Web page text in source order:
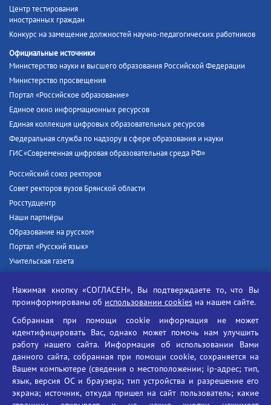
Центр тестирования
иностранных граждан
Конкурс на замещение должностей научно-педагогических работников
Официальные источники
Министерство науки и высшего образования Российской Федерации
Министерство просвещения
Портал «Российское образование»
Единое окно информационных ресурсов
Единая коллекция цифровых образовательных ресурсов
Федеральная служба по надзору в сфере образования и науки
ГИС «Современная цифровая образовательная среда РФ»
Российский союз ректоров
Совет ректоров вузов Брянской области
Росстудцентр
Наши партнёры
Образование на русском
Портал «Русский язык»
Учительская газета
Единый портал государственных услуг
Противодействие угрозам информационной безопасности
Социальные ролики - Генеральная прокуратура РФ
Противодействие коррупции
БГУ против наркотиков
Брянский государственный университет
имени академика И.Г. Петровского
Нажимая кнопку «СОГЛАСЕН», Вы подтверждаете то, что Вы
проинформированы об использовании cookies на нашем сайте.
Собранная при помощи cookie информация не может
идентифицировать Вас, однако может помочь нам улучшить
работу нашего сайта. Информация об использовании Вами
данного сайта, собранная при помощи cookie, сохраняется на
Вашем компьютере (сведения о местоположении; ip-адрес; тип,
язык, версия ОС и браузера; тип устройства и разрешение его
экрана; источник, откуда пришел на сайт пользователь; какие